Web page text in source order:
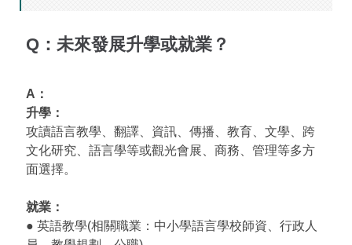
Q：未來發展升學或就業？
A：
升學：
攻讀語言教學、翻譯、資訊、傳播、教育、文學、跨
文化研究、語言學等或觀光會展、商務、管理等多方
面選擇。
就業：
● 英語教學(相關職業：中小學語言學校師資、行政人